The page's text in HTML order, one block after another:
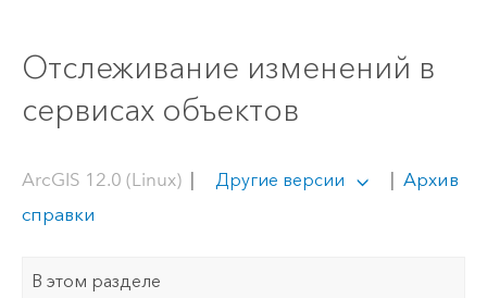
Отслеживание изменений в
сервисах объектов
ArcGIS 12.0 (Linux)| Другие версии | Архив
справки
В этом разделе